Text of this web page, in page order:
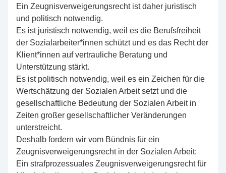
Ein Zeugnisverweigerungsrecht ist daher juristisch
und politisch notwendig.
Es ist juristisch notwendig, weil es die Berufsfreiheit
der Sozialarbeiter*innen schützt und es das Recht der
Klient*innen auf vertrauliche Beratung und
Unterstützung stärkt.
Es ist politisch notwendig, weil es ein Zeichen für die
Wertschätzung der Sozialen Arbeit setzt und die
gesellschaftliche Bedeutung der Sozialen Arbeit in
Zeiten großer gesellschaftlicher Veränderungen
unterstreicht.
Deshalb fordern wir vom Bündnis für ein
Zeugnisverweigerungsrecht in der Sozialen Arbeit:
Ein strafprozessuales Zeugnisverweigerungsrecht für